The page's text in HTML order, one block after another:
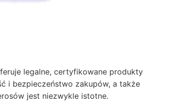
legalne, certyfikowane produkty
i bezpieczeństwo zakupów, a także
jest niezwykle istotne.